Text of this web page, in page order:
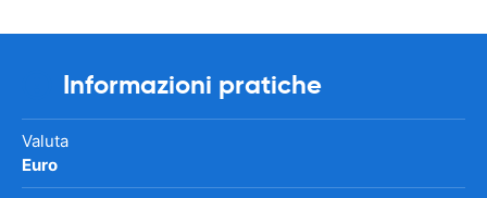
Informazioni pratiche
Valuta
Euro